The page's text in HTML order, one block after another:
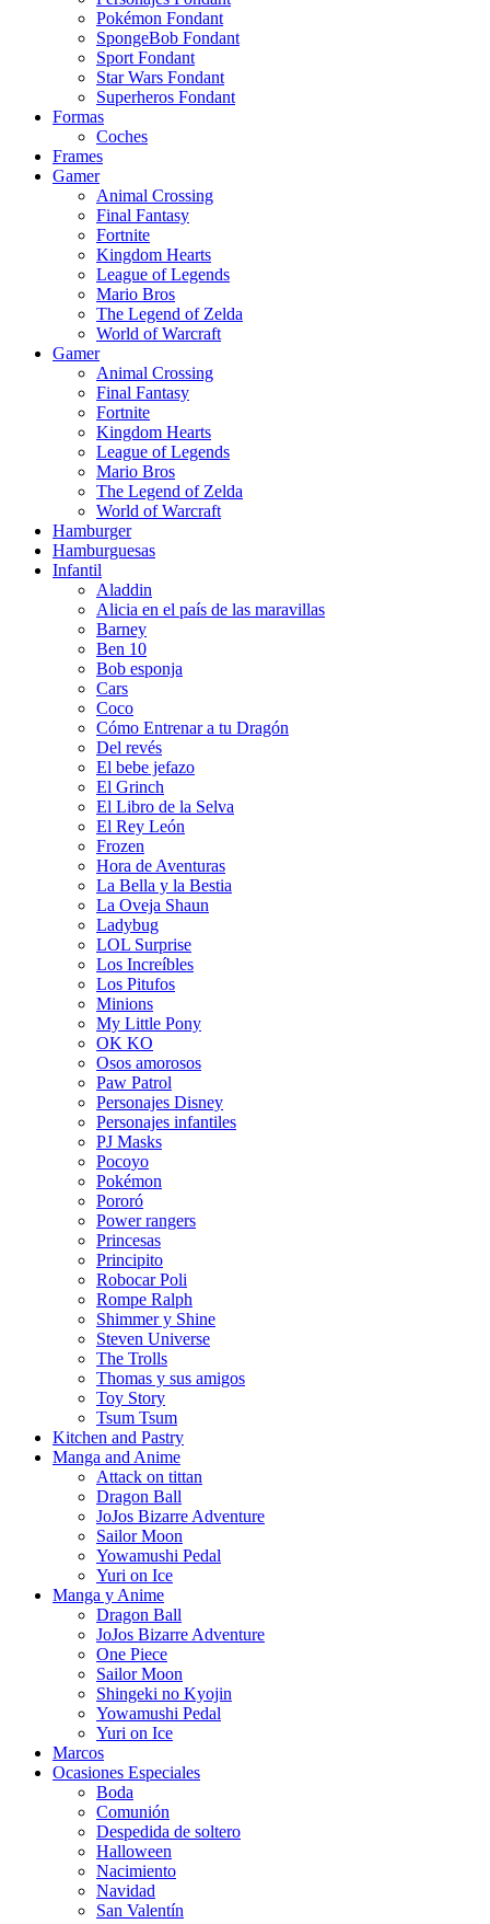
Pokémon Fondant
SpongeBob Fondant
Sport Fondant
Star Wars Fondant
Superheros Fondant
Formas
Coches
Frames
Gamer
Animal Crossing
Final Fantasy
Fortnite
Kingdom Hearts
League of Legends
Mario Bros
The Legend of Zelda
World of Warcraft
Gamer
Animal Crossing
Final Fantasy
Fortnite
Kingdom Hearts
League of Legends
Mario Bros
The Legend of Zelda
World of Warcraft
Hamburger
Hamburguesas
Infantil
Aladdin
Alicia en el país de las maravillas
Barney
Ben 10
Bob esponja
Cars
Coco
Cómo Entrenar a tu Dragón
Del revés
El bebe jefazo
El Grinch
El Libro de la Selva
El Rey León
Frozen
Hora de Aventuras
La Bella y la Bestia
La Oveja Shaun
Ladybug
LOL Surprise
Los Increíbles
Los Pitufos
Minions
My Little Pony
OK KO
Osos amorosos
Paw Patrol
Personajes Disney
Personajes infantiles
PJ Masks
Pocoyo
Pokémon
Pororó
Power rangers
Princesas
Principito
Robocar Poli
Rompe Ralph
Shimmer y Shine
Steven Universe
The Trolls
Thomas y sus amigos
Toy Story
Tsum Tsum
Kitchen and Pastry
Manga and Anime
Attack on tittan
Dragon Ball
JoJos Bizarre Adventure
Sailor Moon
Yowamushi Pedal
Yuri on Ice
Manga y Anime
Dragon Ball
JoJos Bizarre Adventure
One Piece
Sailor Moon
Shingeki no Kyojin
Yowamushi Pedal
Yuri on Ice
Marcos
Ocasiones Especiales
Boda
Comunión
Despedida de soltero
Halloween
Nacimiento
Navidad
San Valentín